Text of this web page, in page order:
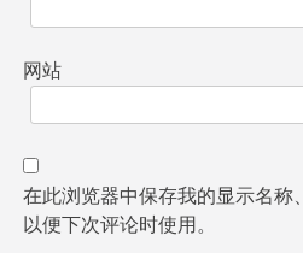
网站
在此浏览器中保存我的显示名称
以便下次评论时使用。